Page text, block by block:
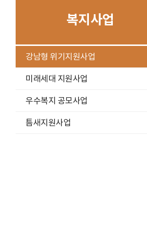
복지사업
강남형 위기지원사업
미래세대 지원사업
우수복지 공모사업
틈새지원사업